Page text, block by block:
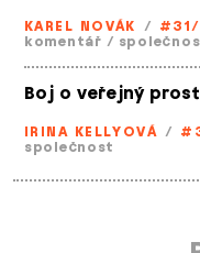
KAREL NOVÁK /
komentář /
Boj o veřejný
IRINA KELLYOVÁ /
společnost